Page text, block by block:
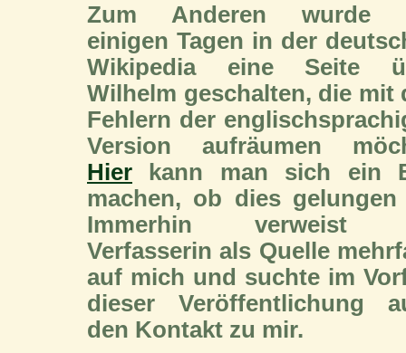
Zum Anderen wurde
einigen Tagen in der
Wikipedia eine Seite
Wilhelm geschalten, die mit
Fehlern der
Version aufräumen
Hier kann man sich ein
machen, ob dies gelungen
Immerhin verweist
Verfasserin als Quelle
auf mich und suchte im
dieser Veröffentlichung
den Kontakt zu mir.